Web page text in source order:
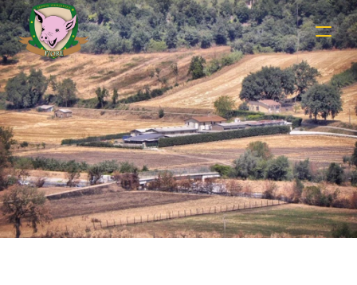
Shop Details
Securely Checkout and Enjoy Farm Fresh
Deliveries